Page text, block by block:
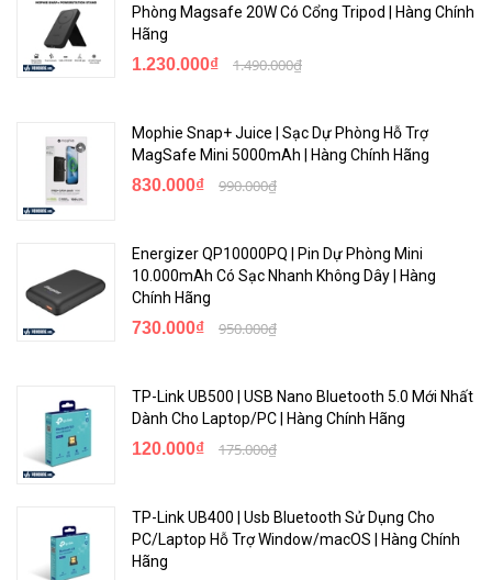
Phòng Magsafe 20W Có Cổng Tripod | Hàng Chính
Hãng
1.230.000₫ 1.490.000₫
Mophie Snap+ Juice | Sạc Dự Phòng Hỗ Trợ
MagSafe Mini 5000mAh | Hàng Chính Hãng
830.000₫ 990.000₫
Energizer QP10000PQ | Pin Dự Phòng Mini
10.000mAh Có Sạc Nhanh Không Dây | Hàng
Chính Hãng
730.000₫ 950.000₫
TP-Link UB500 | USB Nano Bluetooth 5.0 Mới Nhất
Dành Cho Laptop/PC | Hàng Chính Hãng
120.000₫ 175.000₫
TP-Link UB400 | Usb Bluetooth Sử Dụng Cho
PC/Laptop Hỗ Trợ Window/macOS | Hàng Chính
Hãng